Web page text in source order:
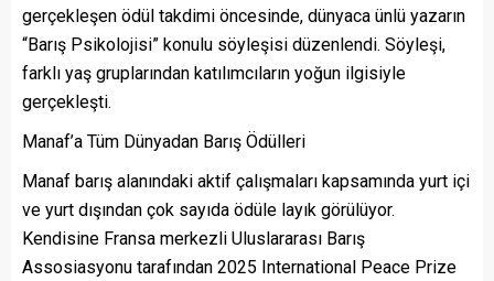
gerçekleşen ödül takdimi öncesinde, dünyaca ünlü yazarın
“Barış Psikolojisi” konulu söyleşisi düzenlendi. Söyleşi,
farklı yaş gruplarından katılımcıların yoğun ilgisiyle
gerçekleşti.
Manaf’a Tüm Dünyadan Barış Ödülleri
Manaf barış alanındaki aktif çalışmaları kapsamında yurt içi
ve yurt dışından çok sayıda ödüle layık görülüyor.
Kendisine Fransa merkezli Uluslararası Barış
Assosiasyonu tarafından 2025 International Peace Prize